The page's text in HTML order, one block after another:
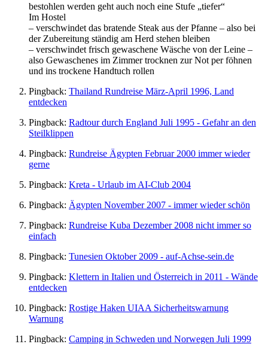
bestohlen werden geht auch noch eine Stufe „tiefer“
Im Hostel
– verschwindet das bratende Steak aus der Pfanne – also bei
der Zubereitung ständig am Herd stehen bleiben
– verschwindet frisch gewaschene Wäsche von der Leine –
also Gewaschenes im Zimmer trocknen zur Not per föhnen
und ins trockene Handtuch rollen
Pingback: Thailand Rundreise März-April 1996, Land
entdecken
Pingback: Radtour durch England Juli 1995 - Gefahr an den
Steilklippen
Pingback: Rundreise Ägypten Februar 2000 immer wieder
gerne
Pingback: Kreta - Urlaub im AI-Club 2004
Pingback: Ägypten November 2007 - immer wieder schön
Pingback: Rundreise Kuba Dezember 2008 nicht immer so
einfach
Pingback: Tunesien Oktober 2009 - auf-Achse-sein.de
Pingback: Klettern in Italien und Österreich in 2011 - Wände
entdecken
Pingback: Rostige Haken UIAA Sicherheitswarnung
Warnung
Pingback: Camping in Schweden und Norwegen Juli 1999